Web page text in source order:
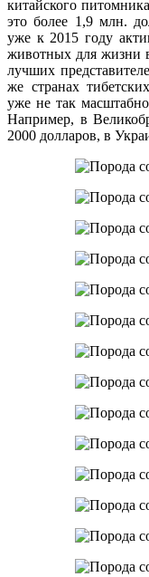
китайского
это более 1,9 млн.
уже к 2015 году
животных для жизни
лучших
же странах
уже не так
Например, в
2000 долларов, в